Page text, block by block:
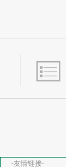
-友情链接-